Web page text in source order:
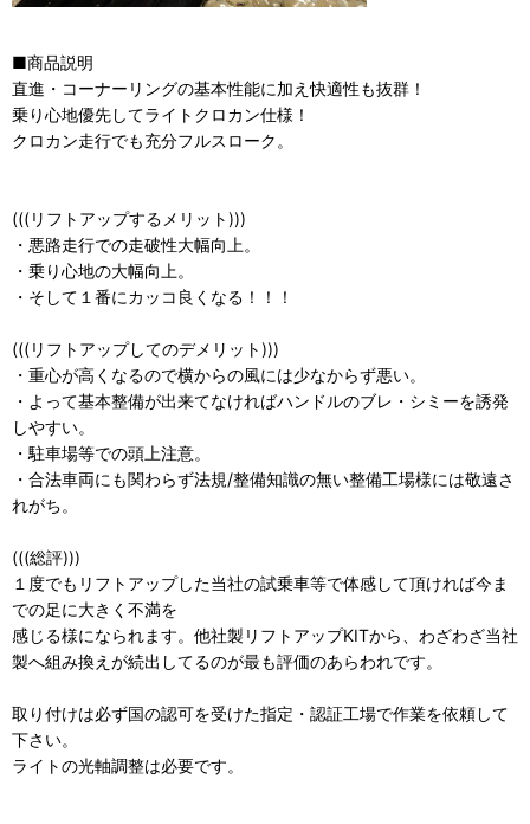
■商品説明
直進・コーナーリングの基本性能に加え快適性も抜群！
乗り心地優先してライトクロカン仕様！
クロカン走行でも充分フルスローク。
(((リフトアップするメリット)))
・悪路走行での走破性大幅向上。
・乗り心地の大幅向上。
・そして１番にカッコ良くなる！！！
(((リフトアップしてのデメリット)))
・重心が高くなるので横からの風には少なからず悪い。
・よって基本整備が出来てなければハンドルのブレ・シミーを誘発
しやすい。
・駐車場等での頭上注意。
・合法車両にも関わらず法規/整備知識の無い整備工場様には敬遠さ
れがち。
(((総評)))
１度でもリフトアップした当社の試乗車等で体感して頂ければ今ま
での足に大きく不満を
感じる様になられます。他社製リフトアップKITから、わざわざ当社
製へ組み換えが続出してるのが最も評価のあらわれです。
取り付けは必ず国の認可を受けた指定・認証工場で作業を依頼して
下さい。
ライトの光軸調整は必要です。